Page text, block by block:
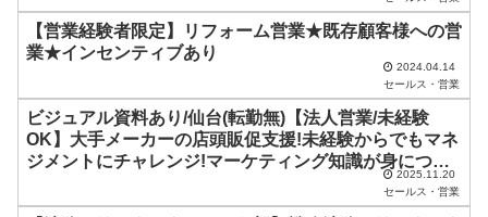
の
ま
に
て
【営業経験者限定】リフォーム営業★既存顧客様への営
業★インセンティブあり
2024.04.14
セールス・営業
ビジュアル資料あり/仙台(転勤無)【法人営業/未経験
OK】大手メーカーの店頭販促支援!未経験からでもマネ
ジメントにチャレンジ!マーケティング知識が身につく!
2025.11.20
セールス・営業